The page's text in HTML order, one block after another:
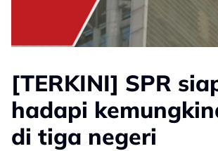
[TERKINI] SPR
hadapi
di tiga negeri